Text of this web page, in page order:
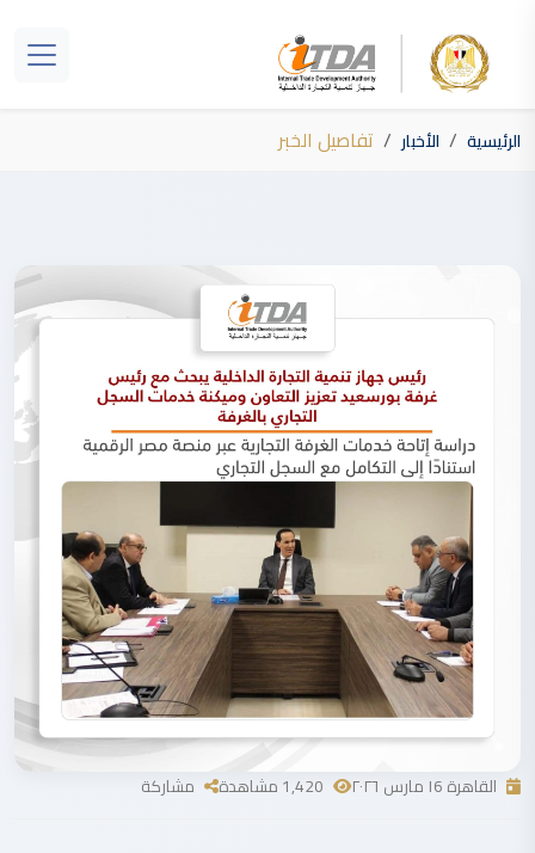
الرئيسية الأخبار تفاصيل الخبر
القاهرة ١6 مارس ٢٠٢٦ 1,420 مشاهدة مشاركة